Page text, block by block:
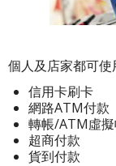
個人及店家都可
信用卡刷卡
網路ATM付款
轉帳/ATM虛
超商付款
貨到付款